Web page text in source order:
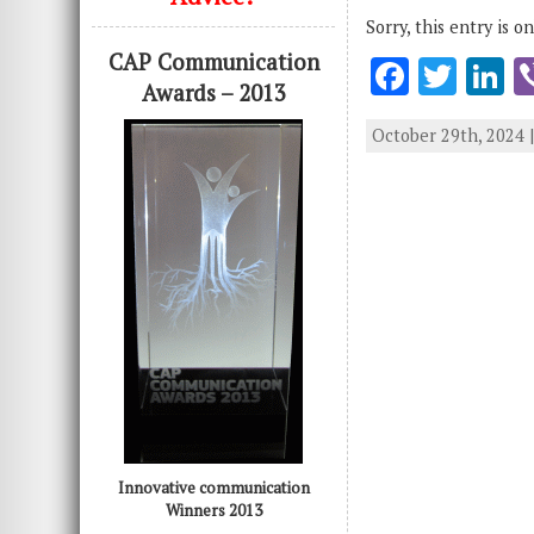
CAP Communication
Awards – 2013
Innovative communication
Winners 2013
Sorry, this entry is
F
ac
e
T
w
it k
October 29th, 2024